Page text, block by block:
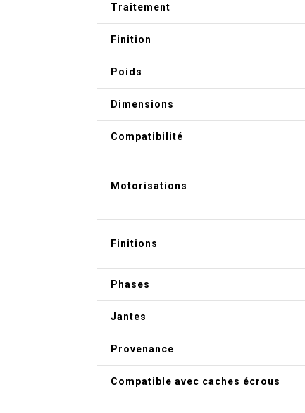
Traitement
Finition
Poids
Dimensions
Compatibilité
Motorisations
Finitions
Phases
Jantes
Provenance
Compatible avec caches écrous